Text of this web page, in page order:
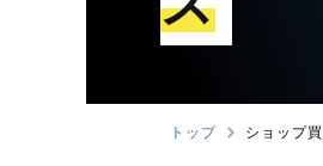
トップ ショップ